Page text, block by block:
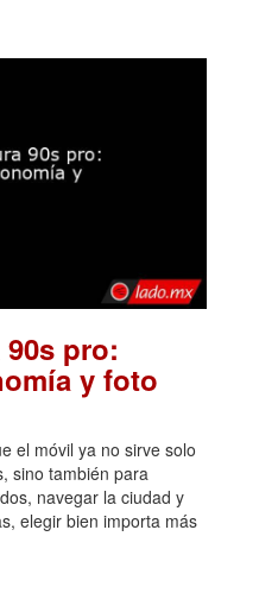
90s pro:
y foto
el móvil ya no sirve solo
sino también para
navegar la ciudad y
elegir bien importa más